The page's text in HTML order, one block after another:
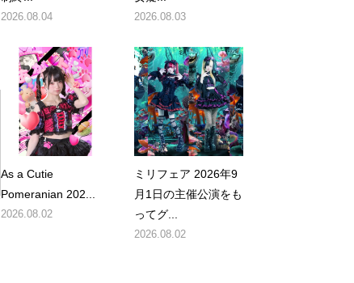
2026.08.04 2026.08.03
As a Cutie
Pomeranian 202...
2026.08.02
ミリフェア 2026年9
月1日の主催公演をも
ってグ...
2026.08.02